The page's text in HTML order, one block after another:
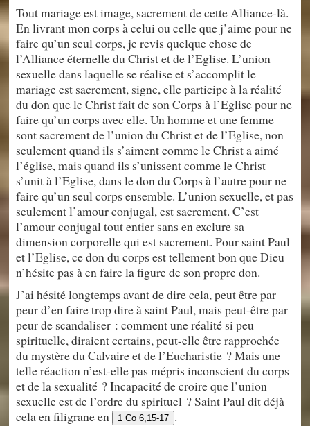
Tout mariage est image, sacrement de cette Alliance-là.
En livrant mon corps à celui ou celle que j’aime pour ne
faire qu’un seul corps, je revis quelque chose de
l’Alliance éternelle du Christ et de l’Eglise. L’union
sexuelle dans laquelle se réalise et s’accomplit le
mariage est sacrement, signe, elle participe à la réalité
du don que le Christ fait de son Corps à l’Eglise pour ne
faire qu’un corps avec elle. Un homme et une femme
sont sacrement de l’union du Christ et de l’Eglise, non
seulement quand ils s’aiment comme le Christ a aimé
l’église, mais quand ils s’unissent comme le Christ
s’unit à l’Eglise, dans le don du Corps à l’autre pour ne
faire qu’un seul corps ensemble. L’union sexuelle, et pas
seulement l’amour conjugal, est sacrement. C’est
l’amour conjugal tout entier sans en exclure sa
dimension corporelle qui est sacrement. Pour saint Paul
et l’Eglise, ce don du corps est tellement bon que Dieu
n’hésite pas à en faire la figure de son propre don.
J’ai hésité longtemps avant de dire cela, peut être par
peur d’en faire trop dire à saint Paul, mais peut-être par
peur de scandaliser : comment une réalité si peu
spirituelle, diraient certains, peut-elle être rapprochée
du mystère du Calvaire et de l’Eucharistie ? Mais une
telle réaction n’est-elle pas mépris inconscient du corps
et de la sexualité ? Incapacité de croire que l’union
sexuelle est de l’ordre du spirituel ? Saint Paul dit déjà
cela en filigrane en 1 Co 6,15-17 .